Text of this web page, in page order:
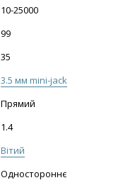
10-25000
99
35
3.5 мм mini-jack
Прямий
1.4
Вітий
Одностороннє